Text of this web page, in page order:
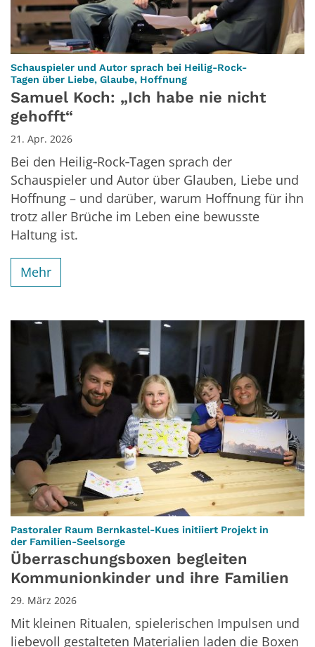
Schauspieler und Autor sprach bei Heilig-Rock-
Tagen über Liebe, Glaube, Hoffnung
Samuel Koch: „Ich habe nie nicht
gehofft“
21. Apr. 2026
Bei den Heilig‑Rock‑Tagen sprach der
Schauspieler und Autor über Glauben, Liebe und
Hoffnung – und darüber, warum Hoffnung für ihn
trotz aller Brüche im Leben eine bewusste
Haltung ist.
Mehr
Pastoraler Raum Bernkastel-Kues initiiert Projekt in
der Familien-Seelsorge
Überraschungsboxen begleiten
Kommunionkinder und ihre Familien
29. März 2026
Mit kleinen Ritualen, spielerischen Impulsen und
liebevoll gestalteten Materialien laden die Boxen